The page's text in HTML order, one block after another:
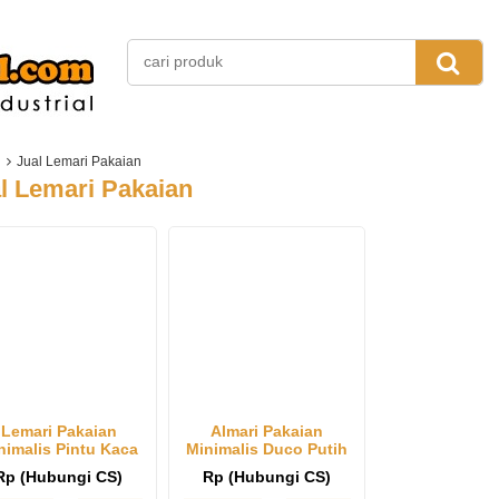
Jual Lemari Pakaian
Lemari Pakaian
Lemari Pakaian
Pintu Kaca
(Hubungi CS)
Almari Pakaian
Minimalis Duco Putih
Rp (Hubungi CS)